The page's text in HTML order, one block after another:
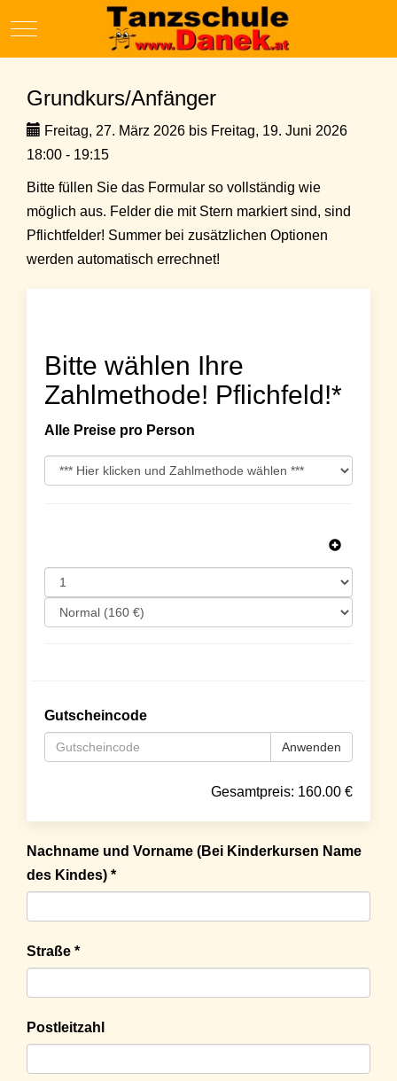
Mobile Menu Toggle
Grundkurs/Anfänger
Freitag, 27. März 2026 bis Freitag, 19. Juni 2026
18:00 - 19:15
Bitte füllen Sie das Formular so vollständig wie
möglich aus. Felder die mit Stern markiert sind, sind
Pflichtfelder! Summer bei zusätzlichen Optionen
werden automatisch errechnet!
Bitte wählen Ihre
Zahlmethode! Pflichfeld!*
Alle Preise pro Person
Gutscheincode
Anwenden
Gesamtpreis: 160.00 €
Nachname und Vorname (Bei Kinderkursen Name
des Kindes) *
Straße *
Postleitzahl